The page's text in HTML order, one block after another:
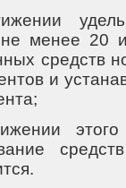
не менее 20
средств
и